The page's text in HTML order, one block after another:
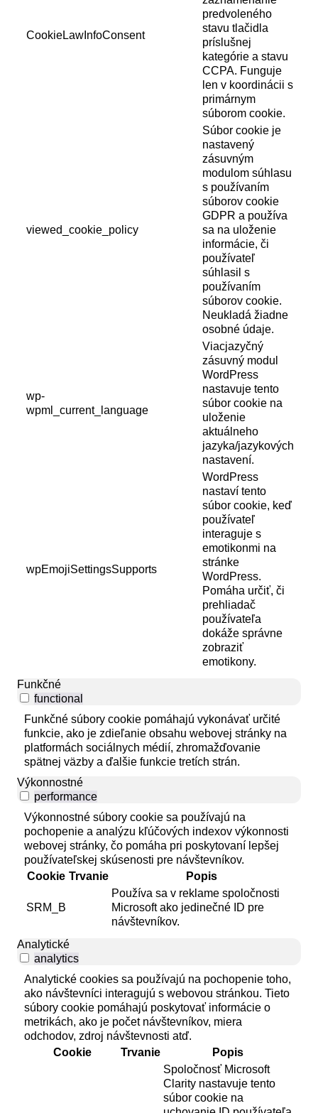
CookieLawInfoConsent
predvoleného
stavu tlačidla
príslušnej
kategórie a stavu
CCPA. Funguje
len v koordinácii s
primárnym
súborom cookie.
viewed_cookie_policy
Súbor cookie je
nastavený
zásuvným
modulom súhlasu
s používaním
súborov cookie
GDPR a používa
sa na uloženie
informácie, či
používateľ
súhlasil s
používaním
súborov cookie.
Neukladá žiadne
osobné údaje.
wp-
wpml_current_language
Viacjazyčný
zásuvný modul
WordPress
nastavuje tento
súbor cookie na
uloženie
aktuálneho
jazyka/jazykových
nastavení.
wpEmojiSettingsSupports
WordPress
nastaví tento
súbor cookie, keď
používateľ
interaguje s
emotikonmi na
stránke
WordPress.
Pomáha určiť, či
prehliadač
používateľa
dokáže správne
zobraziť
emotikony.
Funkčné
functional
Funkčné súbory cookie pomáhajú vykonávať určité
funkcie, ako je zdieľanie obsahu webovej stránky na
platformách sociálnych médií, zhromažďovanie
spätnej väzby a ďalšie funkcie tretích strán.
Výkonnostné
performance
Výkonnostné súbory cookie sa používajú na
pochopenie a analýzu kľúčových indexov výkonnosti
webovej stránky, čo pomáha pri poskytovaní lepšej
používateľskej skúsenosti pre návštevníkov.
Cookie Trvanie Popis
SRM_B
Používa sa v reklame spoločnosti
Microsoft ako jedinečné ID pre
návštevníkov.
Analytické
analytics
Analytické cookies sa používajú na pochopenie toho,
ako návštevníci interagujú s webovou stránkou. Tieto
súbory cookie pomáhajú poskytovať informácie o
metrikách, ako je počet návštevníkov, miera
odchodov, zdroj návštevnosti atď.
Cookie
Trvanie Popis
Spoločnosť Microsoft
Clarity nastavuje tento
súbor cookie na